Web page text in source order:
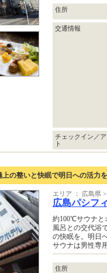
住所
交通情報
チェックイン／
ト
の整いと快眠で明日への活力
エリア ： 広島県
広島パシフ
約100℃サウナと
風呂との交代浴
の快眠を。明日
サウナは男性専
住所